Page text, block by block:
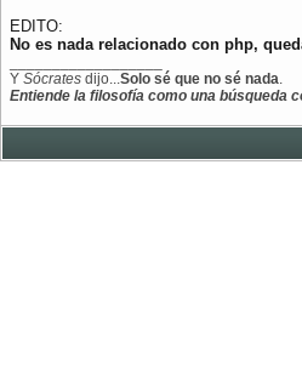
EDITO:
No es nada relacionado con php,
Y Sócrates dijo...Solo sé que no sé nada.
Entiende la filosofía como una búsqueda